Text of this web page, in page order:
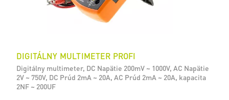
DIGITÁLNY MULTIMETER PROFI
Digitálny multimeter, DC Napätie 200mV ~ 1000V, AC Napätie
2V ~ 750V, DC Prúd 2mA ~ 20A, AC Prúd 2mA ~ 20A, kapacita
2NF ~ 200UF